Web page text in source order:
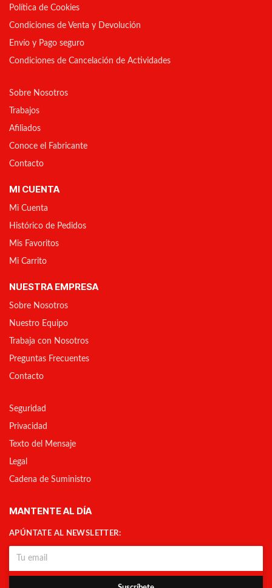
Política de Cookies
Condiciones de Venta y Devolución
Envío y Pago seguro
Condiciones de Cancelación de Actividades
Sobre Nosotros
Trabajos
Afiliados
Conoce el Fabricante
Contacto
MI CUENTA
Mi Cuenta
Histórico de Pedidos
Mis Favoritos
Mi Carrito
NUESTRA EMPRESA
Sobre Nosotros
Nuestro Equipo
Trabaja con Nosotros
Preguntas Frecuentes
Contacto
Seguridad
Privacidad
Texto del Mensaje
Legal
Cadena de Suministro
MANTENTE AL DÍA
APÚNTATE AL NEWSLETTER: